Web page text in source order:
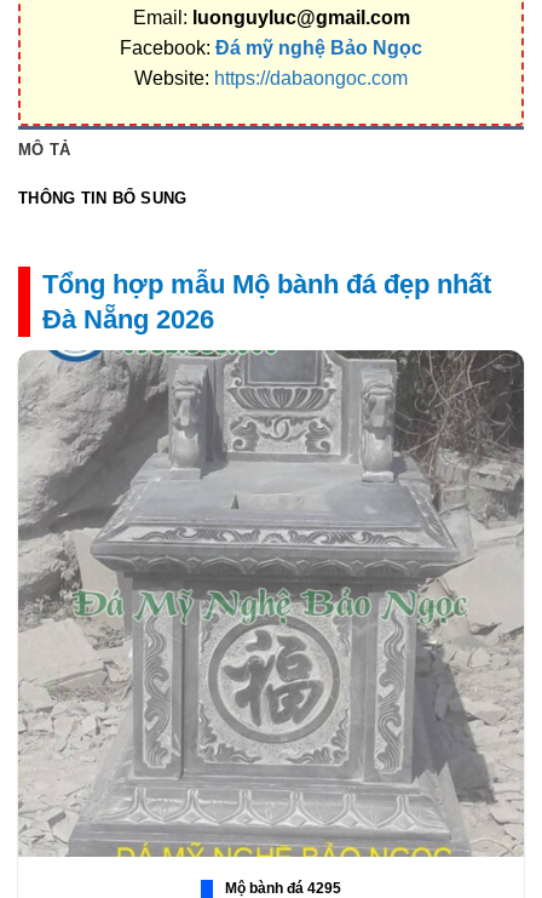
Email: luonguyluc@gmail.com
Facebook: Đá mỹ nghệ Bảo Ngọc
Website: https://dabaongoc.com
MÔ TẢ
THÔNG TIN BỔ SUNG
Tổng hợp mẫu Mộ bành đá đẹp nhất
Đà Nẵng 2026
Mộ bành đá 4295